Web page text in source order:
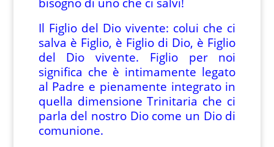
Il Figlio del Dio vivente: colui che ci
salva è Figlio, è Figlio di Dio, è Figlio
del Dio vivente. Figlio per noi
significa che è intimamente legato
al Padre e pienamente integrato in
quella dimensione Trinitaria che ci
parla del nostro Dio come un Dio di
comunione.